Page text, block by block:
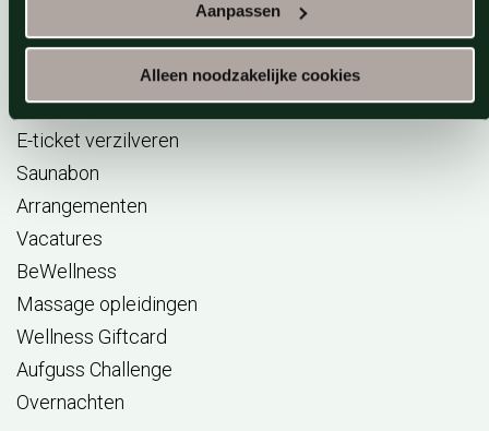
Aanpassen
Alleen noodzakelijke cookies
Sauna
Acties
E-ticket verzilveren
Saunabon
Arrangementen
Vacatures
BeWellness
Massage opleidingen
Wellness Giftcard
Aufguss Challenge
Overnachten